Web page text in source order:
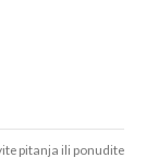
pitanja ili ponudite